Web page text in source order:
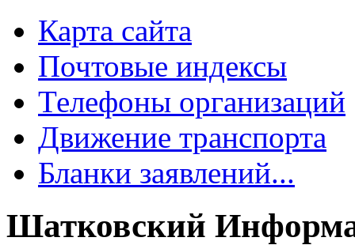
Карта сайта
Почтовые индексы
Телефоны организаций
Движение транспорта
Бланки заявлений...
Шатковский